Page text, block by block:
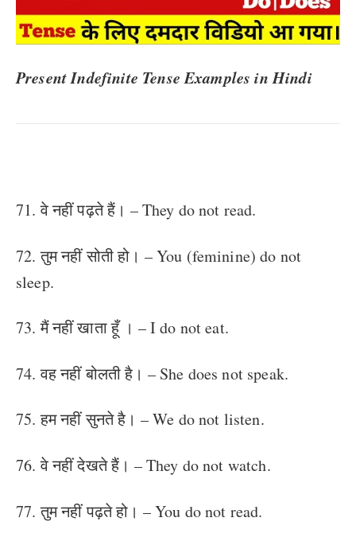
Present Indefinite Tense Examples in Hindi
71. वे नहीं पढ़ते हैं। – They do not read.
72. तुम नहीं सोती हो। – You (feminine) do not
sleep.
73. मैं नहीं खाता हूँ । – I do not eat.
74. वह नहीं बोलती है। – She does not speak.
75. हम नहीं सुनते है। – We do not listen.
76. वे नहीं देखते हैं। – They do not watch.
77. तुम नहीं पढ़ते हो। – You do not read.